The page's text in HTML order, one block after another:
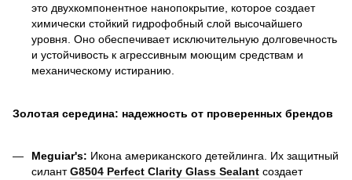
это двухкомпонентное нанопокрытие, которое создает
химически стойкий гидрофобный слой высочайшего
уровня. Оно обеспечивает исключительную долговечность
и устойчивость к агрессивным моющим средствам и
механическому истиранию.
Золотая середина: надежность от проверенных брендов
Meguiar's: Икона американского детейлинга. Их защитный
силантG8504 Perfect Clarity Glass Sealant создает